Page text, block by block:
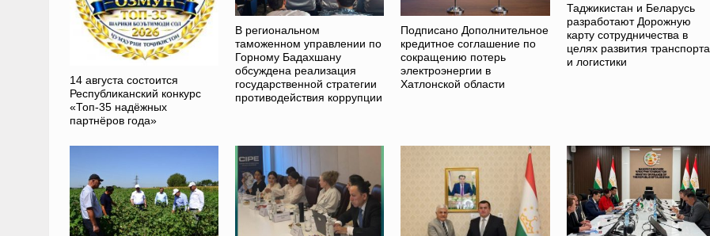
14 августа состоится
Республиканский конкурс
«Топ-35 надёжных
партнёров года»
В региональном
таможенном управлении по
Горному Бадахшану
обсуждена реализация
государственной стратегии
противодействия коррупции
Подписано Дополнительное
кредитное соглашение по
сокращению потерь
электроэнергии в
Хатлонской области
Таджикистан и Беларусь
разработают Дорожную
карту сотрудничества в
целях развития транспорта
и логистики